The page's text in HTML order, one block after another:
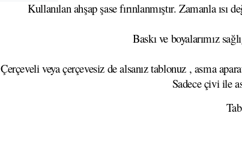
Kullanılan ahşap şase fırınlanmıştır. Zamanla
Baskı ve boyalarımız
Çerçeveli veya çerçevesiz de alsanız tablonuz , asma
Sadece çivi ile